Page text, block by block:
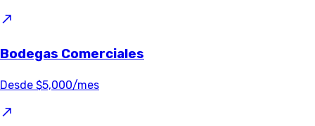
Bodegas Comerciales
Desde $5,000/mes